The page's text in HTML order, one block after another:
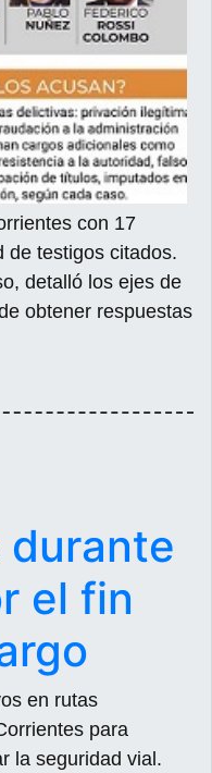
con 17
de testigos citados.
detalló los ejes de
obtener respuestas
el fin
en rutas
para
la seguridad vial.